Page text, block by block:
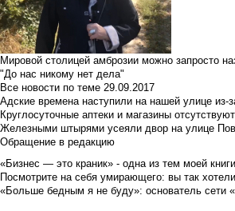
Мировой столицей амброзии можно запросто
"До нас никому нет дела"
Все новости по теме 29.09.2017
Адские времена наступили на нашей улице из-
Круглосуточные аптеки и магазины
Железными штырями усеяли двор на улице
Обращение в редакцию
«Бизнес — это краник» - одна из тем моей
Посмотрите на себя умирающего: вы так
«Больше бедным я не буду»: основатель сети